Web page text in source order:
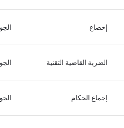
إخضاع
الضربة القاضية التقنية
إجماع الحكام
المنافس
ابق على اطّلاع
بطولة "ون" معك أينما ذهبت!
العروض الخاصة والحصول على
البريد الإلكتروني